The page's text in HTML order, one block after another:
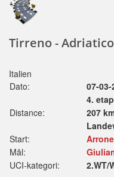
Tirreno -
Italien
Dato:
07-03-
4.
Distance:
207
Start:
Mål:
UCI-kategori:
2.WT/